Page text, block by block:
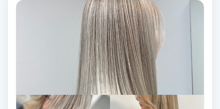
Kosmetisk tatuering
Kostrådgivning